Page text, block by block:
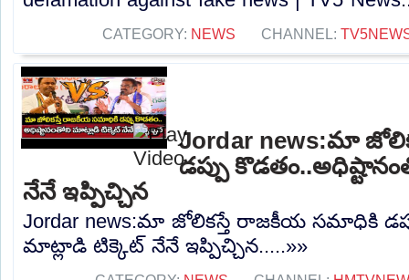
CATEGORY: NEWS CHANNEL:
Jordar news:మా
డప్పు
నేనే ఇప్పిచ్చిన
Jordar news:మా జోలికస్తే రాజకీయ సమాధికి
మాట్లాడి టిక్కెట్ నేనే ఇప్పిచ్చిన.....»»